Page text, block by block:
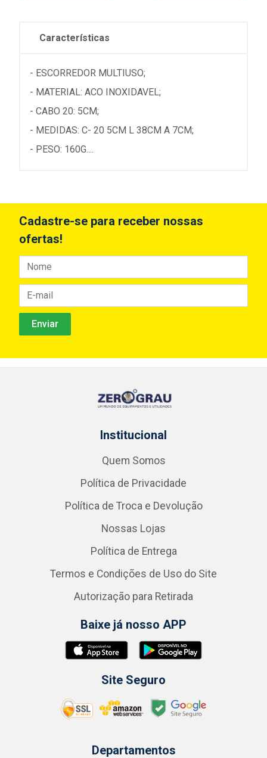
Características
- ESCORREDOR MULTIUSO;
- MATERIAL: ACO INOXIDAVEL;
- CABO 20: 5CM;
- MEDIDAS: C- 20 5CM L 38CM A 7CM;
- PESO: 160G....
Cadastre-se para receber nossas
ofertas!
Institucional
Quem Somos
Política de Privacidade
Política de Troca e Devolução
Nossas Lojas
Política de Entrega
Termos e Condições de Uso do Site
Autorização para Retirada
Baixe já nosso APP
Site Seguro
Departamentos